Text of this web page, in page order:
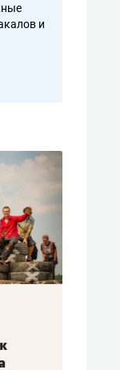
и